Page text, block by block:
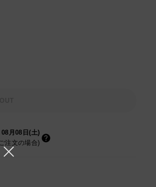
08月08日(土)
注文の場合)